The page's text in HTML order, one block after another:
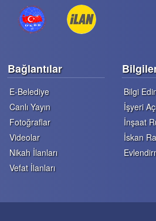
Bağlantılar
E-Belediye
Canlı Yayın
Fotoğraflar
Videolar
Nikah İlanları
Vefat İlanları
Bilgi
İşyeri
İnşaat
İskan